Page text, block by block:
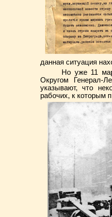
данная ситуация
Но уже 11 марта
Округом Генерал-
указывают, что
рабочих, к которым